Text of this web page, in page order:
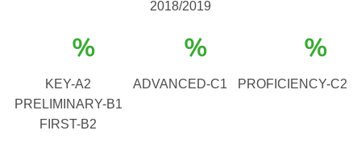
2018/2019
%
KEY-A2
PRELIMINARY-B1
FIRST-B2
%
ADVANCED-C1
%
PROFICIENCY-C2